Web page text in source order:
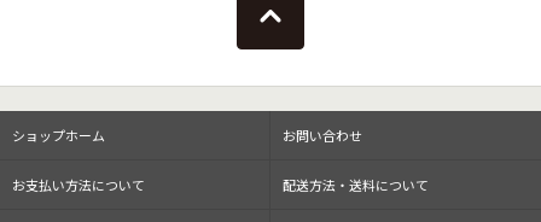
ショップホーム お問い合わせ
お支払い方法について 配送方法・送料について